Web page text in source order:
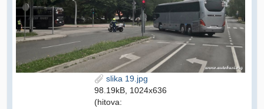
slika 19.jpg
98.19kB, 1024x636
(hitova: